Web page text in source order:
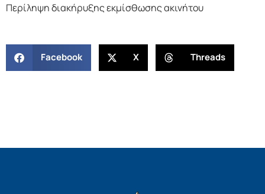
Περίληψη διακήρυξης εκμίσθωσης ακινήτου
Facebook X Threads